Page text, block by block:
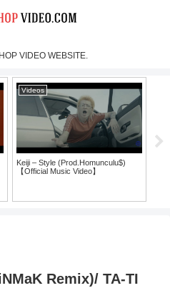
VIDEO WEBSITE.
Videos
Keiji – Style (Prod.Homunculu$)
【Official Music Video】
Remix)/ TA-TI